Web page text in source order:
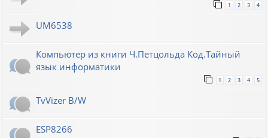
1 2 3 4
UM6538
Компьютер из книги Ч.Петцольда Код.Тайный
язык информатики
1 2 3 4 5
TvVizer B/W
ESP8266